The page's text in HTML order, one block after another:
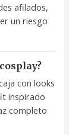
afilados,
un riesgo
con looks
inspirado
completo